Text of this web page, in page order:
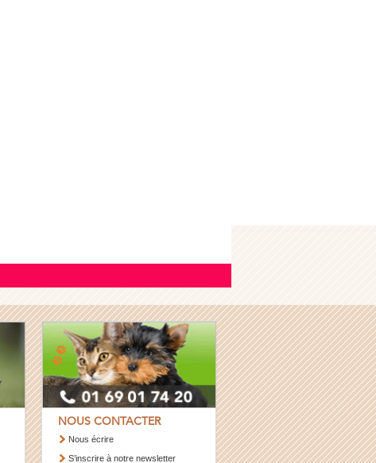
NOUS CONTACTER
Nous écrire
S’inscrire à notre newsletter